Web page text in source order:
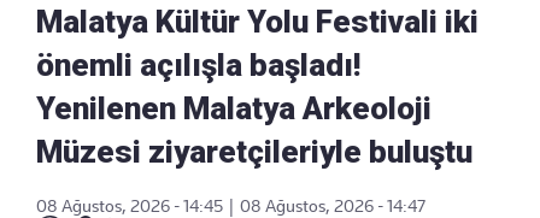
Malatya Kültür Yolu Festivali iki
önemli açılışla başladı!
Yenilenen Malatya Arkeoloji
Müzesi ziyaretçileriyle buluştu
08 Ağustos, 2026 - 14:45 | 08 Ağustos, 2026 - 14:47